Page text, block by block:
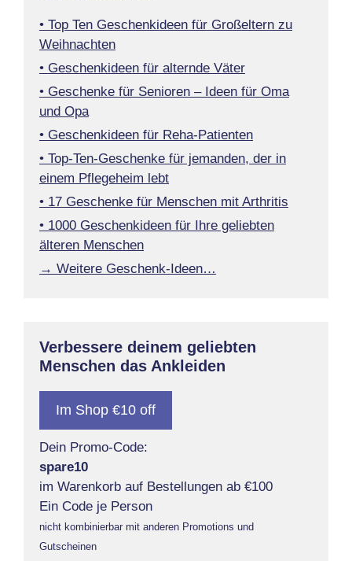
• Top Ten Geschenkideen für Großeltern zu
Weihnachten
• Geschenkideen für alternde Väter
• Geschenke für Senioren – Ideen für Oma
und Opa
• Geschenkideen für Reha-Patienten
• Top-Ten-Geschenke für jemanden, der in
einem Pflegeheim lebt
• 17 Geschenke für Menschen mit Arthritis
• 1000 Geschenkideen für Ihre geliebten
älteren Menschen
→ Weitere Geschenk-Ideen…
Verbessere deinem geliebten
Menschen das Ankleiden
Im Shop €10 off
Dein Promo-Code:
spare10
im Warenkorb auf Bestellungen ab €100
Ein Code je Person
nicht kombinierbar mit anderen Promotions und
Gutscheinen